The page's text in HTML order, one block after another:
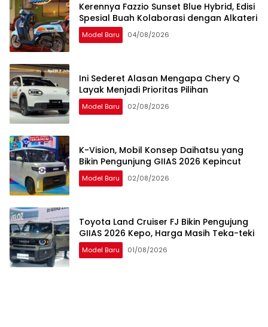
Kerennya Fazzio Sunset Blue Hybrid, Edisi
Spesial Buah Kolaborasi dengan Alkateri
Model Baru 04/08/2026
Ini Sederet Alasan Mengapa Chery Q
Layak Menjadi Prioritas Pilihan
Model Baru 02/08/2026
K-Vision, Mobil Konsep Daihatsu yang
Bikin Pengunjung GIIAS 2026 Kepincut
Model Baru 02/08/2026
Toyota Land Cruiser FJ Bikin Pengujung
GIIAS 2026 Kepo, Harga Masih Teka-teki
Model Baru 01/08/2026